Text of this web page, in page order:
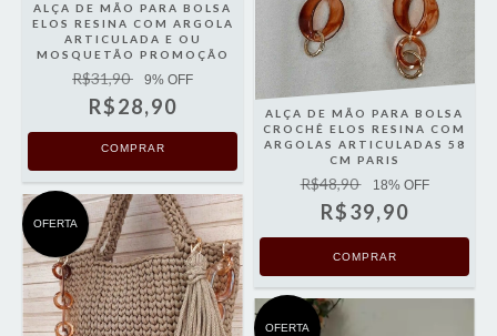
ALÇA DE MÃO PARA BOLSA
ELOS RESINA COM ARGOLA
ARTICULADA E OU
MOSQUETÃO PROMOÇÃO
R$31,90 9% OFF
R$28,90
COMPRAR
ALÇA DE MÃO PARA BOLSA
CROCHÊ ELOS RESINA COM
ARGOLAS ARTICULADAS 58
CM PARIS
R$48,90 18% OFF
R$39,90
OFERTA
OFERTA